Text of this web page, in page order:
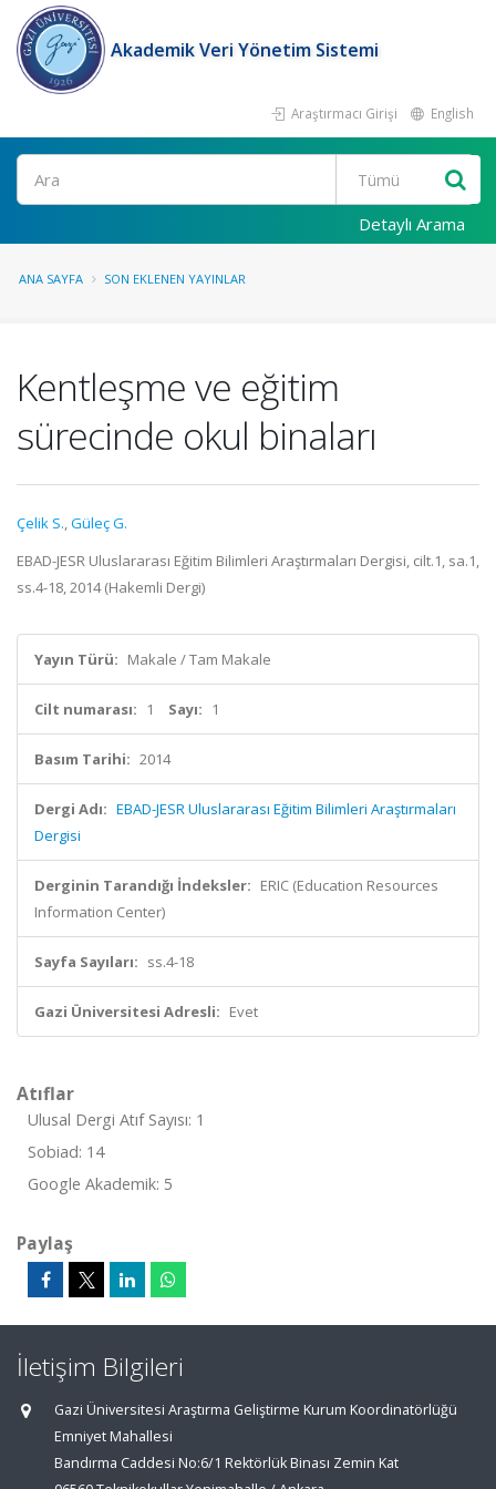
Akademik Veri Yönetim Sistemi
Araştırmacı Girişi English
Ara
Detaylı Arama
ANA SAYFA SON EKLENEN YAYINLAR
Kentleşme ve eğitim
sürecinde okul binaları
Çelik S.,Güleç G.
EBAD-JESR Uluslararası Eğitim Bilimleri Araştırmaları Dergisi, cilt.1, sa.1,
ss.4-18, 2014 (Hakemli Dergi)
Yayın Türü: Makale / Tam Makale
Cilt numarası: 1 Sayı: 1
Basım Tarihi: 2014
Dergi Adı: EBAD-JESR Uluslararası Eğitim Bilimleri Araştırmaları
Dergisi
Derginin Tarandığı İndeksler: ERIC (Education Resources
Information Center)
Sayfa Sayıları: ss.4-18
Gazi Üniversitesi Adresli: Evet
Atıflar
Ulusal Dergi Atıf Sayısı: 1
Sobiad: 14
Google Akademik: 5
Paylaş
İletişim Bilgileri
Gazi Üniversitesi Araştırma Geliştirme Kurum Koordinatörlüğü
Emniyet Mahallesi
Bandırma Caddesi No:6/1 Rektörlük Binası Zemin Kat